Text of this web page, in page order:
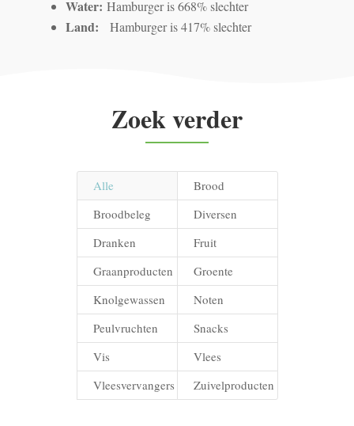
Water:Hamburger is 668% slechter
Land:Hamburger is 417% slechter
Zoek verder
Alle
Brood
Broodbeleg
Diversen
Dranken
Fruit
Graanproducten
Groente
Knolgewassen
Noten
Peulvruchten
Snacks
Vis
Vlees
Vleesvervangers
Zuivelproducten